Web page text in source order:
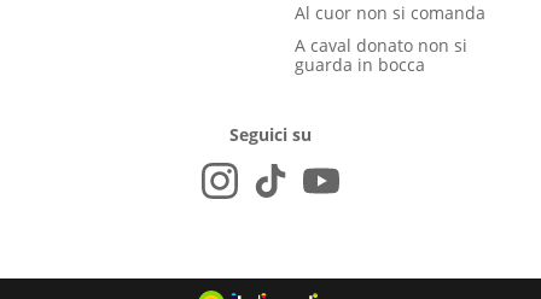
Al cuor non si comanda
A caval donato non si
guarda in bocca
Seguici su